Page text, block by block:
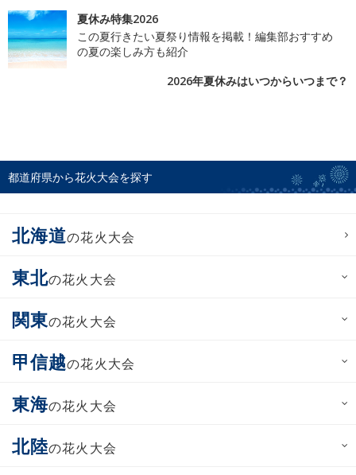
夏休み特集2026
この夏行きたい夏祭り情報を掲載！編集部おすすめ
の夏の楽しみ方も紹介
2026年夏休みはいつからいつまで？
都道府県から花火大会を探す
北海道の花火大会
東北の花火大会
関東の花火大会
甲信越の花火大会
東海の花火大会
北陸の花火大会